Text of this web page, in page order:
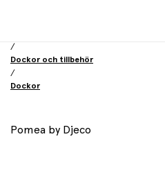
/
Dockor och tillbehör
/
Dockor
Pomea by Djeco